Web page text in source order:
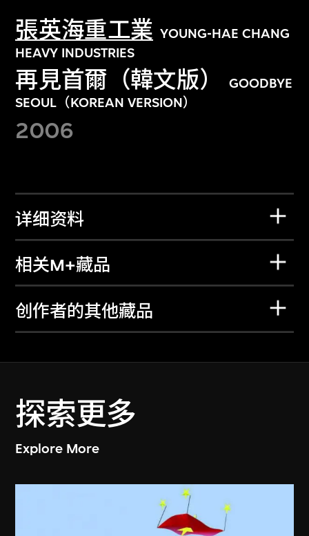
張英海重工業 YOUNG-HAE CHANG
HEAVY INDUSTRIES
再見首爾（韓文版）
GOODBYE
SEOUL（KOREAN VERSION）
2006
详细资料
相关M+藏品
创作者的其他藏品
探索更多
Explore More